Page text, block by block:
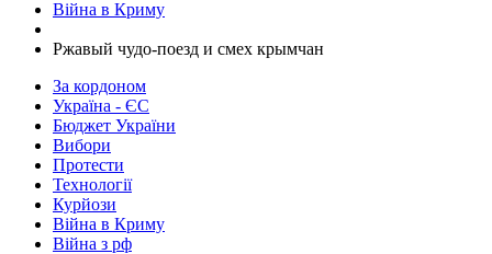
Війна в Криму
​Ржавый чудо-поезд и смех крымчан
За кордоном
Україна - ЄС
Бюджет України
Вибори
Протести
Технології
Курйози
Війна в Криму
Війна з рф